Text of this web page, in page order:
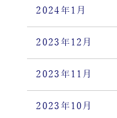
2024年1月
2023年12月
2023年11月
2023年10月